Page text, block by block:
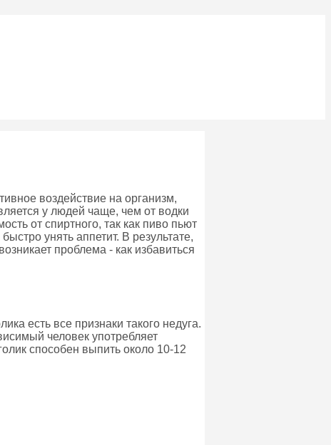
воздействие на организм,
у людей чаще, чем от водки
от спиртного, так как пиво пьют
унять аппетит. В результате,
проблема - как избавиться
есть все признаки такого недуга.
человек употребляет
способен выпить около 10-12